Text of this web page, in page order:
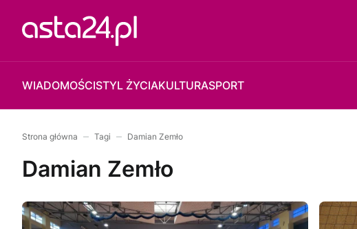
WIADOMOŚCISTYL ŻYCIAKULTURASPORT
Strona główna Tagi Damian Zemło
Damian Zemło